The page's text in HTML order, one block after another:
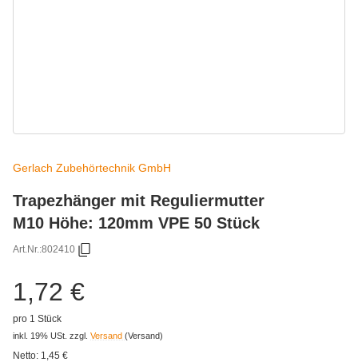
Gerlach Zubehörtechnik GmbH
Trapezhänger mit Reguliermutter
M10 Höhe: 120mm VPE 50 Stück
Art.Nr.:802410
1,72 €
pro 1 Stück
inkl. 19% USt. zzgl. Versand (Versand)
Netto: 1,45 €